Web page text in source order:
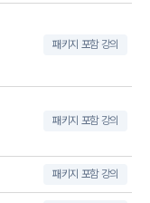
패키지 포함 강의
패키지 포함 강의
패키지 포함 강의